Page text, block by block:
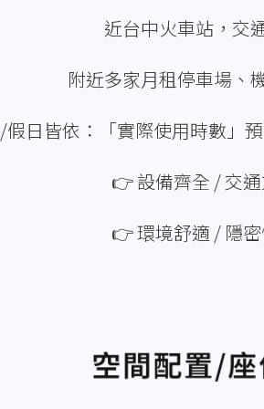
近台中火車站，交
附近多家月租停車場、
假日皆依：「實際使用時數」
👉 設備齊全 / 交
👉 環境舒適 / 隱